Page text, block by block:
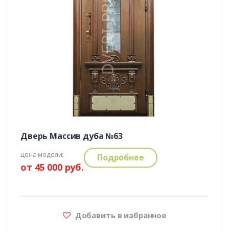
Дверь Массив дуба №63
цена модели:
от 45 000 руб.
Подробнее
Добавить в избранное